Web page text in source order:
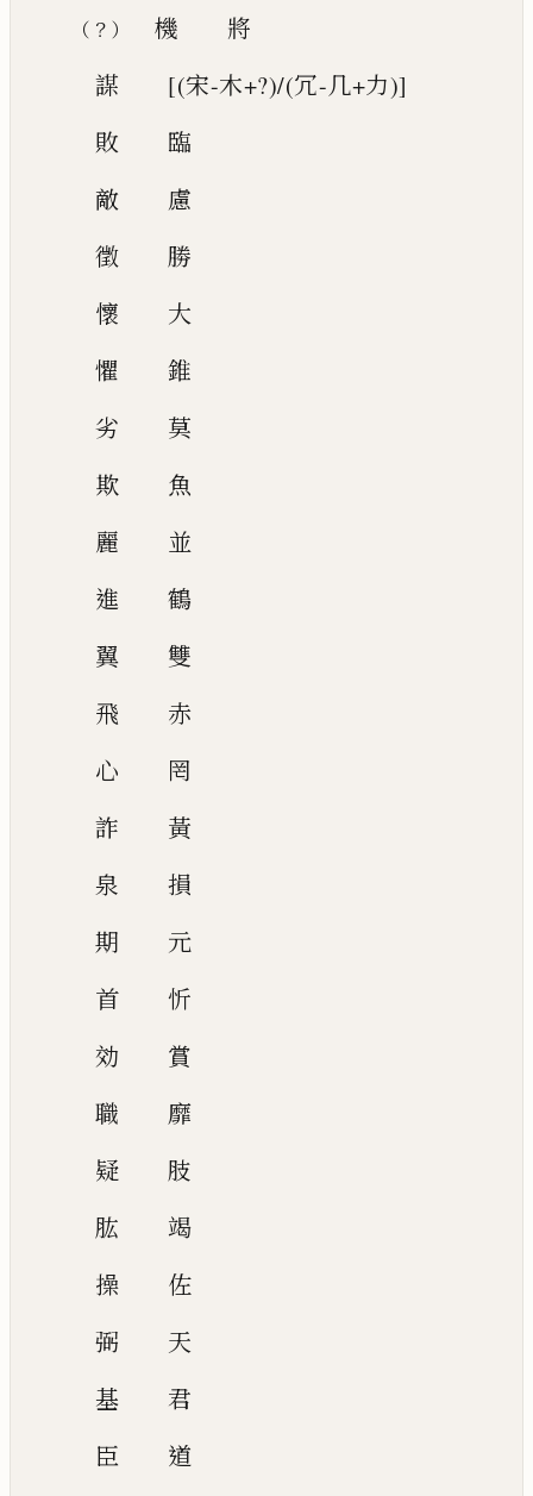
（ ？ ） 機
將
謀
[(宋-木+?)/(冗-几+力)]
敗
臨
敵
慮
徵
勝
懷
大
懼
錐
劣
莫
欺
魚
麗
並
進
鶴
翼
雙
飛
赤
心
罔
詐
黃
泉
損
期
元
首
忻
効
賞
職
靡
疑
肢
肱
竭
操
佐
弼
天
基
君
臣
道